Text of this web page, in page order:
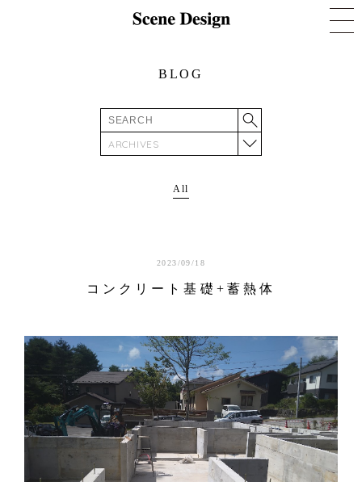
BLOG
ARCHIVES
All
2023/09/18
コンクリート基礎+蓄熱体